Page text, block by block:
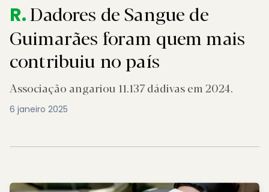
R.Dadores de Sangue de
Guimarães foram quem mais
contribuiu no país
Associação angariou 11.137 dádivas em 2024.
6 janeiro 2025